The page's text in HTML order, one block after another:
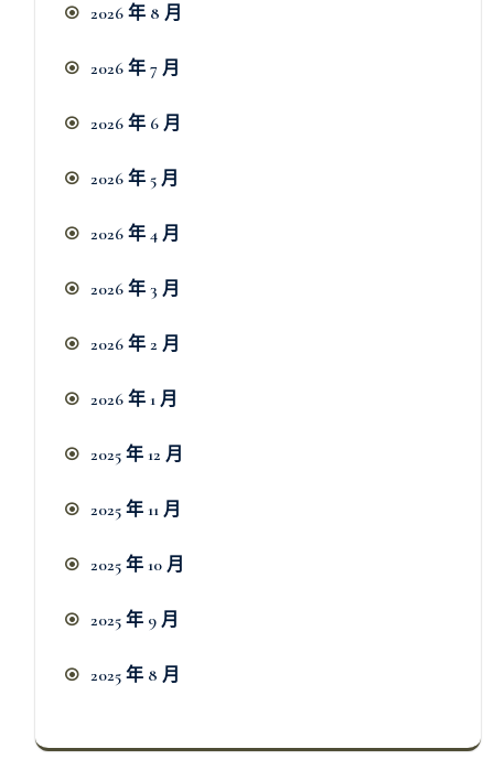
2026 年 8 月
2026 年 7 月
2026 年 6 月
2026 年 5 月
2026 年 4 月
2026 年 3 月
2026 年 2 月
2026 年 1 月
2025 年 12 月
2025 年 11 月
2025 年 10 月
2025 年 9 月
2025 年 8 月